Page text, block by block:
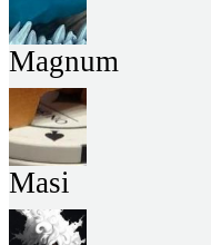
Magnum
Masi